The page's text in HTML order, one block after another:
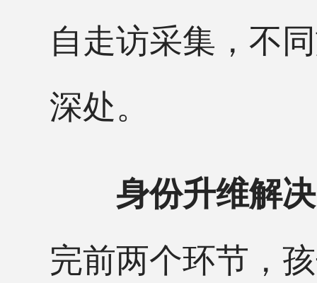
自走访采集，不
深处。
身份升维解
完前两个环节，